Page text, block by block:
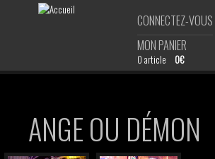
CONNECTEZ-VOUS
MON PANIER
0 article 0€
AGENDA
ANGE OU DÉMON